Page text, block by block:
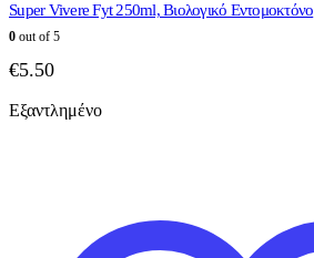
Super Vivere Fyt 250ml, Bιολογικό Εντομοκτόνο
0 out of 5
€5.50
Εξαντλημένο